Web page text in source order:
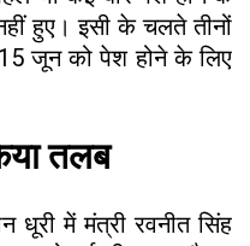
हुए। इसी के चलते तीनों
जून को पेश होने के लिए
तलब
धूरी में मंत्री रवनीत सिंह